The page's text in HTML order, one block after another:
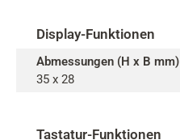
Display-Funktionen
Abmessungen (H x B mm)
35 x 28
Tastatur-Funktionen